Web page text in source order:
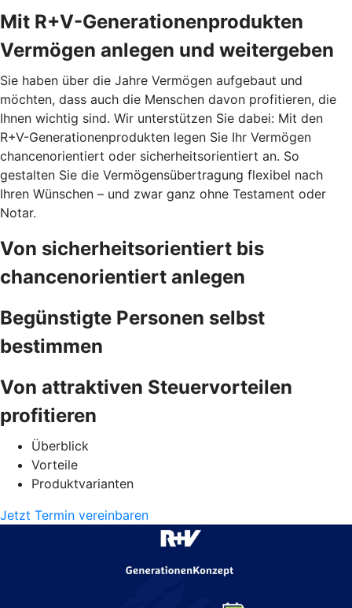
Mit R+V-Generationenprodukten
Vermögen anlegen und weitergeben
Sie haben über die Jahre Vermögen aufgebaut und
möchten, dass auch die Menschen davon profitieren, die
Ihnen wichtig sind. Wir unterstützen Sie dabei: Mit den
R+V-Generationenprodukten legen Sie Ihr Vermögen
chancenorientiert oder sicherheitsorientiert an. So
gestalten Sie die Vermögensübertragung flexibel nach
Ihren Wünschen – und zwar ganz ohne Testament oder
Notar.
Von sicherheitsorientiert bis
chancenorientiert anlegen
Begünstigte Personen selbst
bestimmen
Von attraktiven Steuervorteilen
profitieren
Überblick
Vorteile
Produktvarianten
Jetzt Termin vereinbaren